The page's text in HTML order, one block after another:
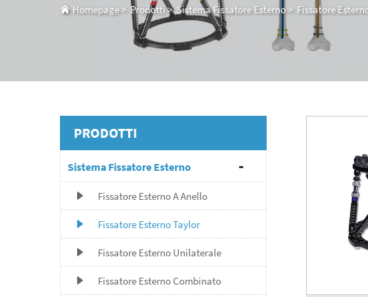
Homepage> Prodotti> Sistema Fissatore Esterno> Fissatore
PRODOTTI
Sistema Fissatore Esterno
Fissatore Esterno A Anello
Fissatore Esterno Taylor
Fissatore Esterno Unilaterale
Fissatore Esterno Combinato